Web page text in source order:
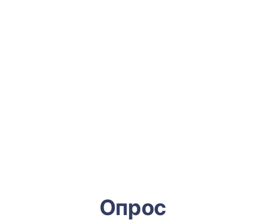
Опрос